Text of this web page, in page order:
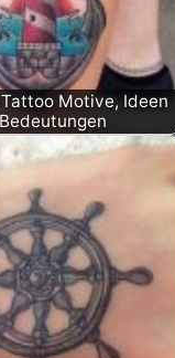
Motive, Ideen